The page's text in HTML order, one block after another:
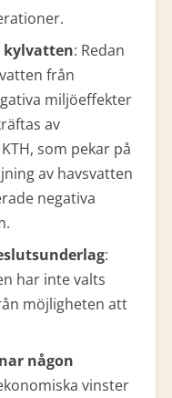
kylvatten: Redan
från
miljöeffekter
av
som pekar på
av havsvatten
negativa
:
har inte valts
möjligheten att
någon
vinster